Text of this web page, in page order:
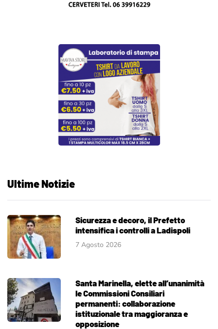
Ultime Notizie
Sicurezza e decoro, il Prefetto
intensifica i controlli a Ladispoli
7 Agosto 2026
Santa Marinella, elette all’unanimità
le Commissioni Consiliari
permanenti: collaborazione
istituzionale tra maggioranza e
opposizione